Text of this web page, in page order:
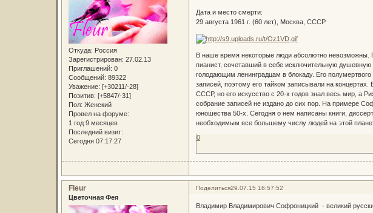
Откуда: Россия
Зарегистрирован: 27.02.13
Приглашений: 0
Сообщений: 89322
Уважение: [+30211/-28]
Позитив: [+5847/-31]
Пол: Женский
Провел на форуме:
1 год 9 месяцев
Последний визит:
Сегодня 07:17:27
Дата и место смерти:
29 августа 1961 г. (60 лет), Москва, СССР
В наше время некоторые люди абсолютно невозможны.
пианист, сочетавший в себе исключительную
голодающим ленинградцам в блокаду. Его
записей, поэтому его тайком записывали на
СССР, но его искусство с 20-х годов знал весь мир, а
собрание записей не издано до сих пор. На примере
юношества 50-х. Сегодня о нем написаны книги,
необходимым все большему числу людей на этой
0
Поделиться29.07.15 16:57:52
Fleur
Цветочная Фея
Владимир Владимирович Софроницкий - великий